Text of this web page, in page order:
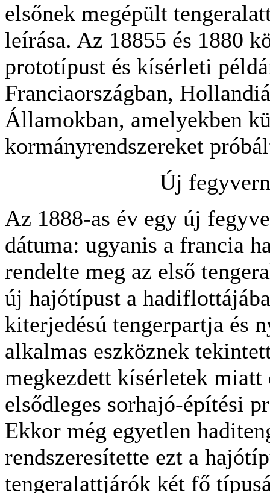
elsőnek megépült
leírása. Az 18855 és 1880
prototípust és kísérleti
Franciaországban,
Államokban, amelyekben
kormányrendszereket
Új
Az 1888-as év egy új
dátuma: ugyanis a francia
rendelte meg az első
új hajótípust a
kiterjedésú tengerpartja és
alkalmas eszköznek
megkezdett kísérletek
elsődleges sorhajó-építési
Ekkor még egyetlen
rendszeresítette ezt a
tengeralattjárók két fő